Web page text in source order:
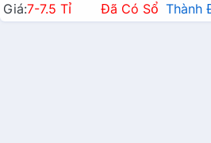
Giá:7-7.5 Tỉ Đã Có Sổ Thành